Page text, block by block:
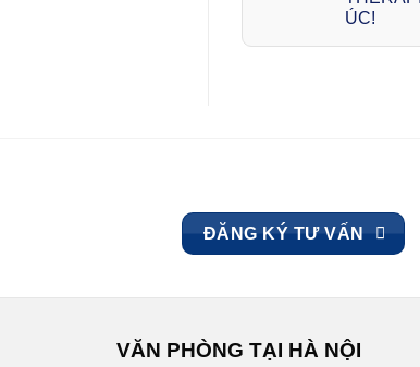
ÚC!
ĐĂNG KÝ TƯ VẤN
VĂN PHÒNG TẠI HÀ NỘI